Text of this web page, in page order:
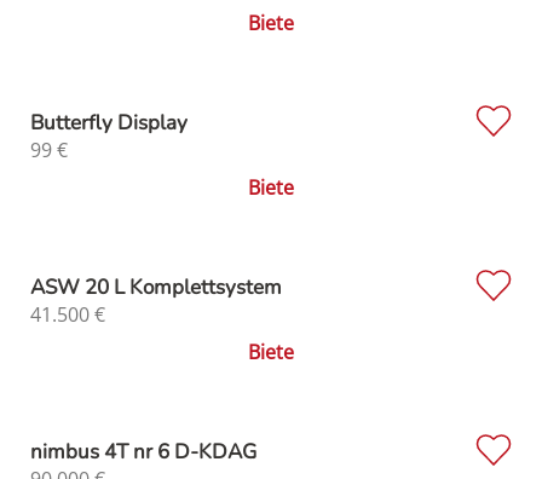
Biete
Butterfly Display
99€
Biete
ASW 20 L Komplettsystem
41.500€
Biete
nimbus 4T nr 6 D-KDAG